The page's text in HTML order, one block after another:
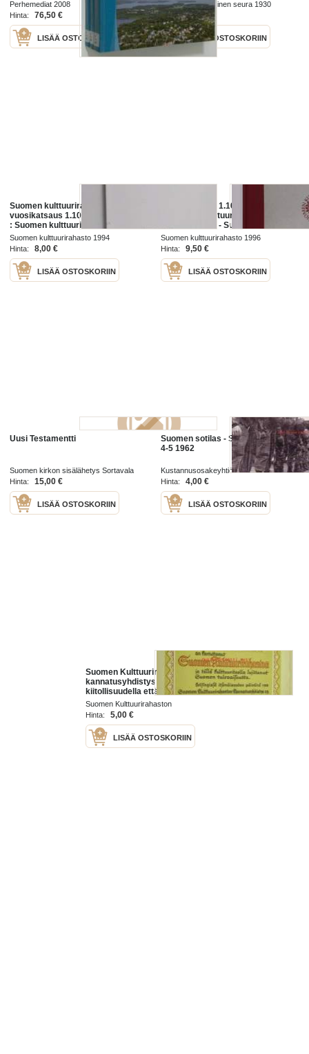
Ahvenanmaa
Perhemediat 2008
Hinta:
76,50 €
LISÄÄ OSTOSKORIIN
Suomen historiallinen seura 1930
Hinta:
90,00 €
LISÄÄ OSTOSKORIIN
Suomen kulttuurirahasto
vuosikatsaus 1.10.1992-30.9.1993
: Suomen kulttuurirahaston 54.
toimintavuosi - Suomen
kulttuurirahasto 1992-1993
Suomen kulttuurirahasto 1994
Hinta:
8,00 €
LISÄÄ OSTOSKORIIN
Vuosikatsaus. 1.10.1994-30.9.1995
: [Suomen kulttuurirahaston 56.
toimintavuosi] - Suomen
kulttuurirahaston 56. toimintavuosi
- Suomen kulttuurirahasto 1994-
1995
Suomen kulttuurirahasto 1996
Hinta:
9,50 €
LISÄÄ OSTOSKORIIN
Uusi Testamentti
Suomen kirkon sisälähetys Sortavala
1914
Hinta: 15,00 €
LISÄÄ OSTOSKORIIN
Suomen sotilas - Suomen mies no
4-5 1962
Kustannusosakeyhtiö Suomen Mies
1962
Hinta: 4,00 €
LISÄÄ OSTOSKORIIN
Suomen Kulttuurirahaston
kannatusyhdistys tunnustaa
kiitollisuudella että Rautjärven
Osuuskauppa r.l. on kartuttanut
Suomen Kulttuurirahastoa ja tällä
Suomen Kulttuurirahaston
kannatusyhdistys 1938
Hinta: 5,00 €
LISÄÄ OSTOSKORIIN